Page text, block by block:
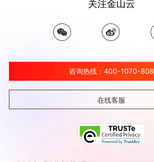
关注金山云
咨询热线：400-1070-808
在线客服